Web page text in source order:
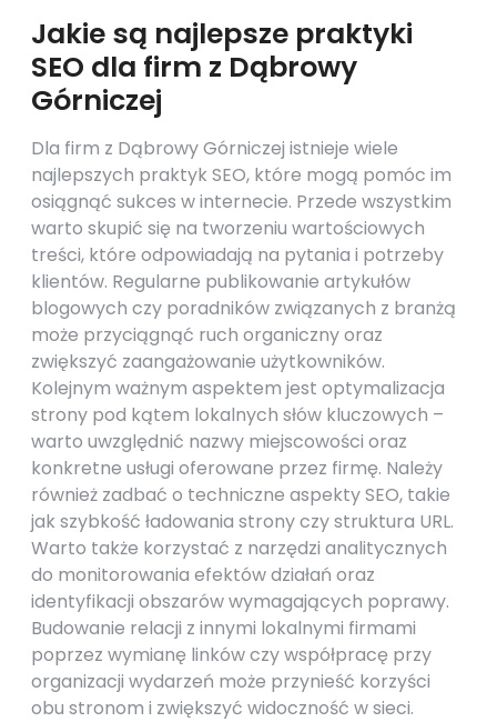
Jakie są najlepsze praktyki
SEO dla firm z Dąbrowy
Górniczej
Dla firm z Dąbrowy Górniczej istnieje wiele
najlepszych praktyk SEO, które mogą pomóc im
osiągnąć sukces w internecie. Przede wszystkim
warto skupić się na tworzeniu wartościowych
treści, które odpowiadają na pytania i potrzeby
klientów. Regularne publikowanie artykułów
blogowych czy poradników związanych z branżą
może przyciągnąć ruch organiczny oraz
zwiększyć zaangażowanie użytkowników.
Kolejnym ważnym aspektem jest optymalizacja
strony pod kątem lokalnych słów kluczowych –
warto uwzględnić nazwy miejscowości oraz
konkretne usługi oferowane przez firmę. Należy
również zadbać o techniczne aspekty SEO, takie
jak szybkość ładowania strony czy struktura URL.
Warto także korzystać z narzędzi analitycznych
do monitorowania efektów działań oraz
identyfikacji obszarów wymagających poprawy.
Budowanie relacji z innymi lokalnymi firmami
poprzez wymianę linków czy współpracę przy
organizacji wydarzeń może przynieść korzyści
obu stronom i zwiększyć widoczność w sieci.